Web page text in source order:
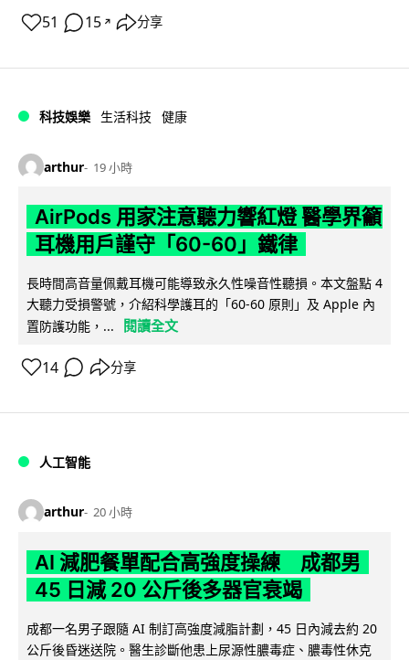
51 15 ↗ 分享
科技娛樂 生活科技 健康
arthur 19 小時
AirPods 用家注意聽力響紅燈 醫學界籲
耳機用戶謹守「60-60」鐵律
長時間高音量佩戴耳機可能導致永久性噪音性聽損。本文盤點 4
大聽力受損警號，介紹科學護耳的「60-60 原則」及 Apple 內
置防護功能，...
閱讀全文
14 分享
人工智能
arthur 20 小時
AI 減肥餐單配合高強度操練 成都男
45 日減 20 公斤後多器官衰竭
成都一名男子跟隨 AI 制訂高強度減脂計劃，45 日內減去約 20
公斤後昏迷送院。醫生診斷他患上尿源性膿毒症、膿毒性休克